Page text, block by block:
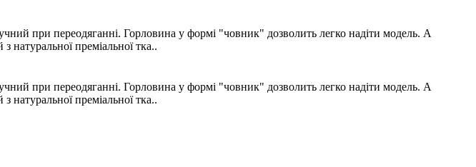
при переодяганні. Горловина у формі "човник" дозволить легко надіти модель. А
натуральної преміальної тка..
при переодяганні. Горловина у формі "човник" дозволить легко надіти модель. А
натуральної преміальної тка..